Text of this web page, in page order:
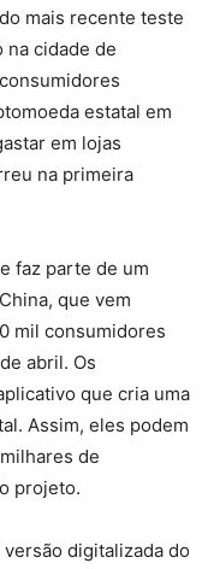
mais recente teste
na cidade de
estatal em
em lojas
na primeira
faz parte de um
que vem
mil consumidores
abril. Os
que cria uma
Assim, eles podem
de
projeto.
digitalizada do